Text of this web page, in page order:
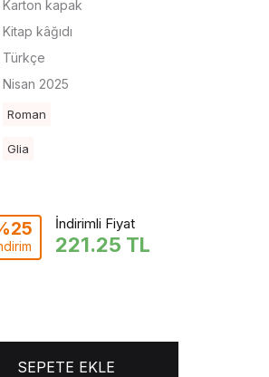
Karton kapak
Kitap kâğıdı
Türkçe
Nisan 2025
Roman
Glia
İndirimli Fiyat
221.25 TL
SEPETE EKLE